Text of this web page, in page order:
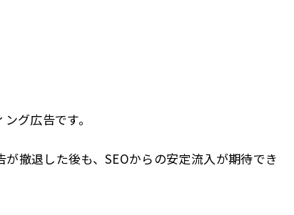
グ広告です。
撤退した後も、SEOからの安定流入が期待でき